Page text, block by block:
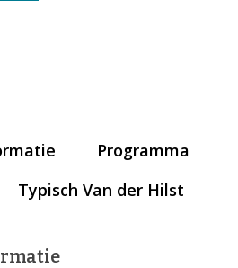
Programma
Typisch Van der Hilst